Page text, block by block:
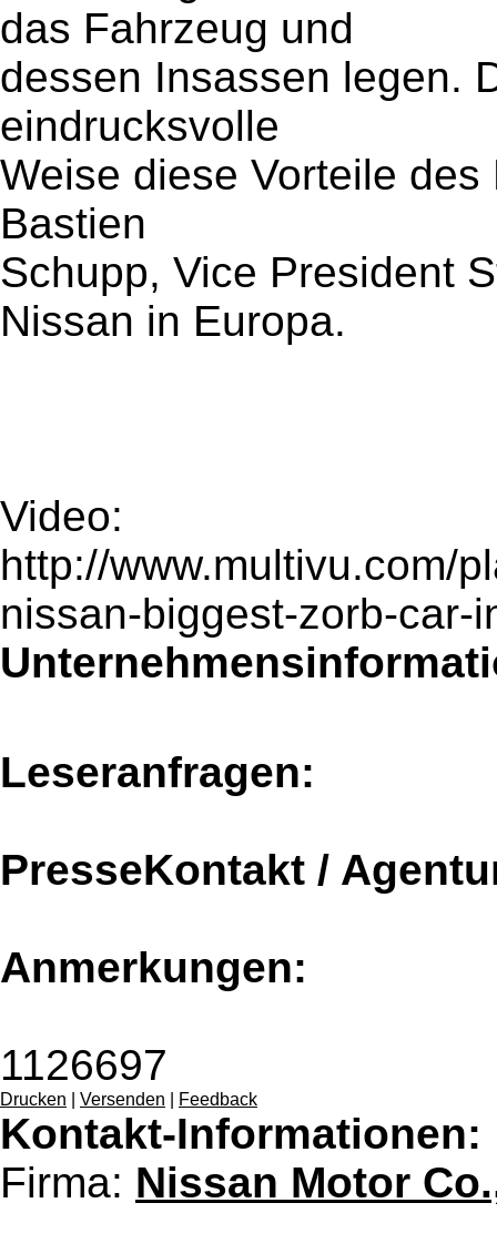
das Fahrzeug und
dessen Insassen legen.
eindrucksvolle
Weise diese Vorteile
Bastien
Schupp, Vice President
Nissan in Europa.
Video:
http://www.multivu.com/
nissan-biggest-zorb-car-
Leseranfragen:
PresseKontakt /
Anmerkungen:
1126697
Drucken Versenden Feedback
Kontakt-Informationen:
Firma: Nissan Motor